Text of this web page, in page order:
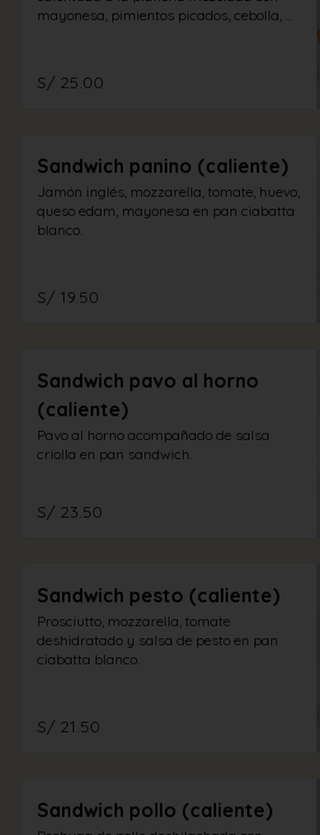
mayonesa, pimientos picados, cebolla,
S/ 25.00
Sandwich panino (caliente)
Jamón inglés, mozzarella, tomate, huevo,
queso edam, mayonesa en pan ciabatta
blanco.
S/ 19.50
Sandwich pavo al horno
(caliente)
Pavo al horno acompañado de salsa
criolla en pan sandwich.
S/ 23.50
Sandwich pesto (caliente)
Prosciutto, mozzarella, tomate
deshidratado y salsa de pesto en pan
ciabatta blanco.
S/ 21.50
Sandwich pollo (caliente)